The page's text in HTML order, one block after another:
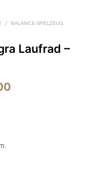
/ BALANCE-SPIELZEUG
Laufrad –